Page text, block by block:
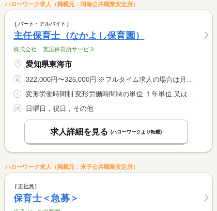
ハローワーク求人（掲載元：阿南公共職業安定所）
パート・アルバイト
主任保育士（なかよし保育園）
株式会社 英語保育所サービス
愛知県東海市
322,000円〜325,000円 ※フルタイム求人の場合は月額（換算額）、パート求人の場合は時間額を表示しています。
日曜日，祝日，その他
求人詳細を見る (ハローワークより転載)
ハローワーク求人（掲載元：米子公共職業安定所）
正社員
保育士＜急募＞